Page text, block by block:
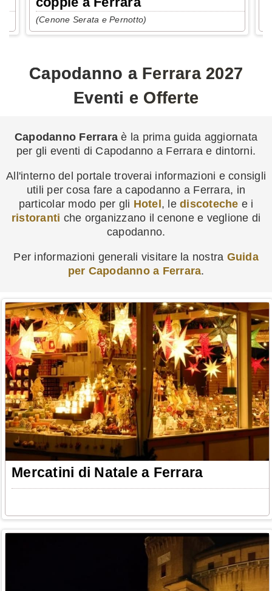
(Cenone Serata e Pernotto)
Capodanno a Ferrara 2027
Eventi e Offerte
Capodanno Ferraraè la prima guida aggiornata
per gli eventi di Capodanno a Ferrara e dintorni.
All'interno del portale troverai informazioni e consigli
utili per cosa fare a capodanno a Ferrara, in
particolar modo per gli Hotel, le discoteche e i
ristoranti che organizzano il cenone e veglione di
capodanno.
Per informazioni generali visitare la nostra Guida
per Capodanno a Ferrara.
Mercatini di Natale a Ferrara